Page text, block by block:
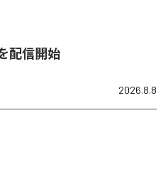
配信開始
2026.8.8